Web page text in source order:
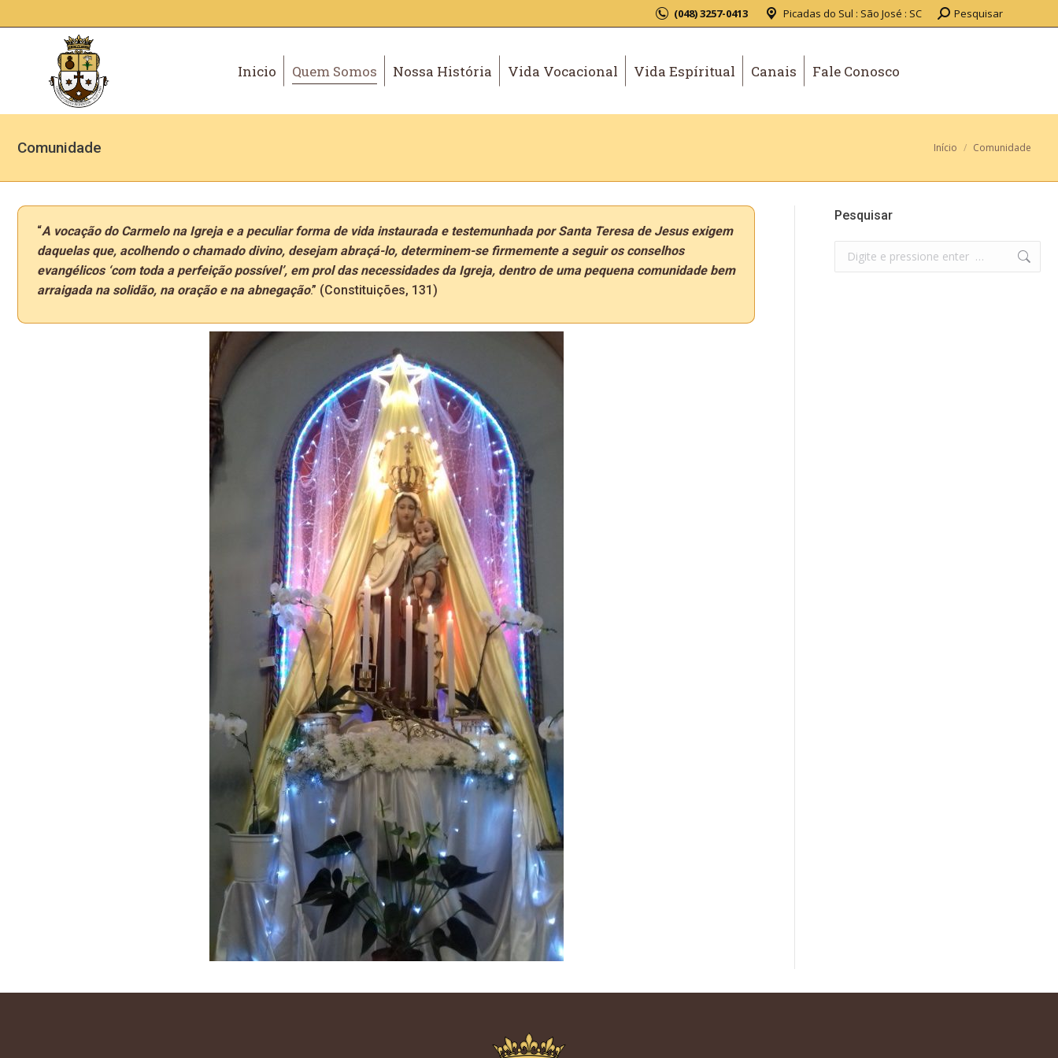
(048) 3257-0413 Picadas do Sul : São José : SC Pesquisar
Inicio Quem Somos Nossa História Vida Vocacional Vida Espíritual Canais Fale Conosco
Comunidade Você está aqui:
Início Comunidade
“A vocação do Carmelo na Igreja e a peculiar forma de vida instaurada e testemunhada por Santa Teresa de Jesus exigem
daquelas que, acolhendo o chamado divino, desejam abraçá-lo, determinem-se firmemente a seguir os conselhos
evangélicos ‘com toda a perfeição possível’, em prol das necessidades da Igreja, dentro de uma pequena comunidade bem
arraigada na solidão, na oração e na abnegação.” (Constituições, 131)
Pesquisar